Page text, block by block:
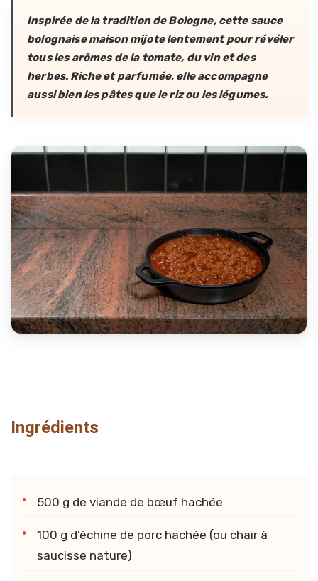
Inspirée de la tradition de Bologne, cette sauce
bolognaise maison mijote lentement pour révéler
tous les arômes de la tomate, du vin et des
herbes. Riche et parfumée, elle accompagne
aussi bien les pâtes que le riz ou les légumes.
Ingrédients
500 g de viande de bœuf hachée
100 g d’échine de porc hachée (ou chair à
saucisse nature)